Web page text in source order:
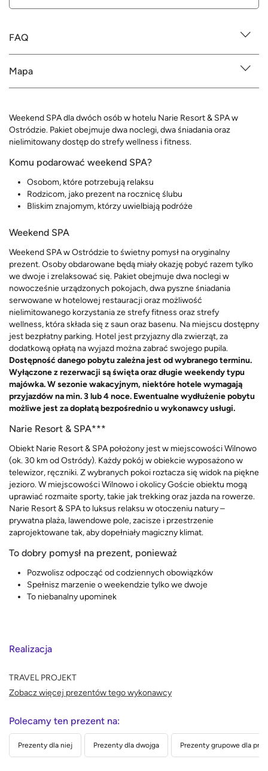
FAQ
Mapa
Weekend SPA dla dwóch osób w hotelu Narie Resort & SPA w
Ostródzie. Pakiet obejmuje dwa noclegi, dwa śniadania oraz
nielimitowany dostęp do strefy wellness i fitness.
Komu podarować weekend SPA?
Osobom, które potrzebują relaksu
Rodzicom, jako prezent na rocznicę ślubu
Bliskim znajomym, którzy uwielbiają podróże
Weekend SPA
Weekend SPA w Ostródzie to świetny pomysł na oryginalny
prezent. Osoby obdarowane będą miały okazję pobyć razem tylko
we dwoje i zrelaksować się. Pakiet obejmuje dwa noclegi w
nowocześnie urządzonych pokojach, dwa pyszne śniadania
serwowane w hotelowej restauracji oraz możliwość
nielimitowanego korzystania ze strefy fitness oraz strefy
wellness, która składa się z saun oraz basenu. Na miejscu dostępny
jest bezpłatny parking. Hotel jest przyjazny dla zwierząt, za
dodatkową opłatą na wyjazd można zabrać swojego pupila.
Dostępność danego pobytu zależna jest od wybranego terminu.
Wyłączone z rezerwacji są święta oraz długie weekendy typu
majówka. W sezonie wakacyjnym, niektóre hotele wymagają
przyjazdów na min. 3 lub 4 noce. Ewentualne wydłużenie pobytu
możliwe jest za dopłatą bezpośrednio u wykonawcy usługi.
Narie Resort & SPA***
Obiekt Narie Resort & SPA położony jest w miejscowości Wilnowo
(ok. 30 km od Ostródy). Każdy pokój w obiekcie wyposażono w
telewizor, ręczniki. Z wybranych pokoi roztacza się widok na piękne
jezioro. W miejscowości Wilnowo i okolicy Goście obiektu mogą
uprawiać rozmaite sporty, takie jak trekking oraz jazda na rowerze.
Narie Resort & SPA to luksus relaksu w otoczeniu natury –
prywatna plaża, lawendowe pole, zacisze i przestrzenie
zaprojektowane tak, aby dopełniały magiczny klimat.
To dobry pomysł na prezent, ponieważ
Pozwolisz odpocząć od codziennych obowiązków
Spełnisz marzenie o weekendzie tylko we dwoje
To niebanalny upominek
Realizacja
TRAVEL PROJEKT
Zobacz więcej prezentów tego wykonawcy
Polecamy ten prezent na:
Prezenty dla niej Prezenty dla dwojga Prezenty grupowe dla